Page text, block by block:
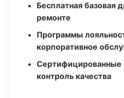
Бесплатная базовая
ремонте
Программы
корпоративное
Сертифицированные
контроль качества